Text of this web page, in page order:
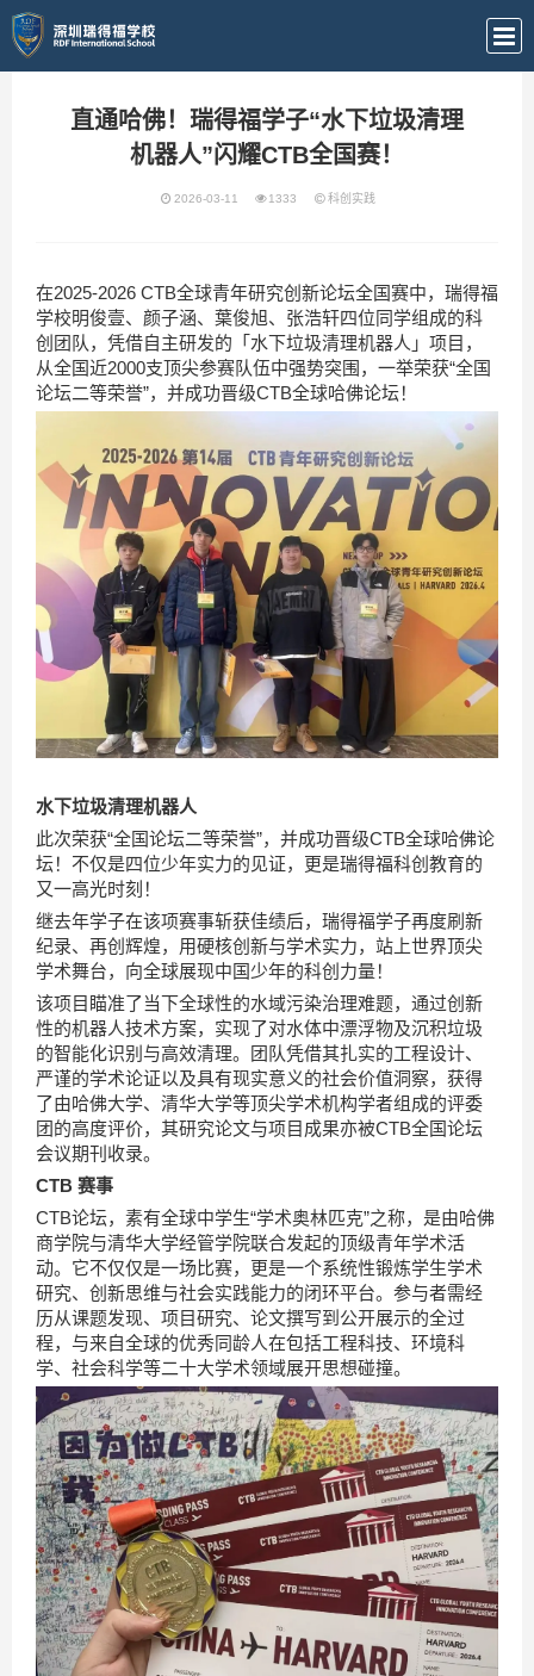
直通哈佛！瑞得福学子“水下垃圾清理
机器人”闪耀CTB全国赛！
2026-03-11 1333 科创实践
在2025-2026 CTB全球青年研究创新论坛全国赛中，瑞得福
学校明俊壹、颜子涵、葉俊旭、张浩轩四位同学组成的科
创团队，凭借自主研发的「水下垃圾清理机器人」项目，
从全国近2000支顶尖参赛队伍中强势突围，一举荣获“全国
论坛二等荣誉”，并成功晋级CTB全球哈佛论坛！
水下垃圾清理机器人
此次荣获“全国论坛二等荣誉”，并成功晋级CTB全球哈佛论
坛！不仅是四位少年实力的见证，更是瑞得福科创教育的
又一高光时刻！
继去年学子在该项赛事斩获佳绩后，瑞得福学子再度刷新
纪录、再创辉煌，用硬核创新与学术实力，站上世界顶尖
学术舞台，向全球展现中国少年的科创力量！
该项目瞄准了当下全球性的水域污染治理难题，通过创新
性的机器人技术方案，实现了对水体中漂浮物及沉积垃圾
的智能化识别与高效清理。团队凭借其扎实的工程设计、
严谨的学术论证以及具有现实意义的社会价值洞察，获得
了由哈佛大学、清华大学等顶尖学术机构学者组成的评委
团的高度评价，其研究论文与项目成果亦被CTB全国论坛
会议期刊收录。
CTB 赛事
CTB论坛，素有全球中学生“学术奥林匹克”之称，是由哈佛
商学院与清华大学经管学院联合发起的顶级青年学术活
动。它不仅仅是一场比赛，更是一个系统性锻炼学生学术
研究、创新思维与社会实践能力的闭环平台。参与者需经
历从课题发现、项目研究、论文撰写到公开展示的全过
程，与来自全球的优秀同龄人在包括工程科技、环境科
学、社会科学等二十大学术领域展开思想碰撞。